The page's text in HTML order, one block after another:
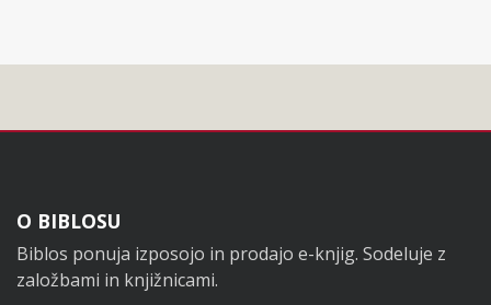
Noga
O BIBLOSU
Biblos ponuja izposojo in prodajo e-knjig. Sodeluje z
založbami in knjižnicami.